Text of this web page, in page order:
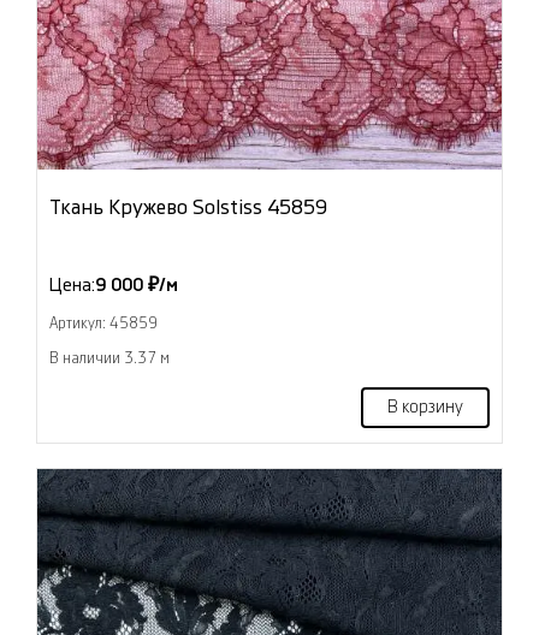
Ткань Кружево Solstiss 45859
Цена:9 000 ₽/м
Артикул: 45859
В наличии 3.37 м
В корзину